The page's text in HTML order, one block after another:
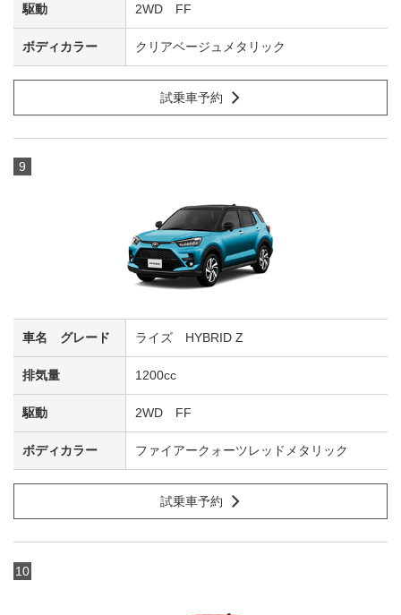
2WD FF
クリアベージュメタリック
試乗車予約
9
ライズ HYBRID Z
1200cc
2WD FF
ファイアークォーツレッドメタリック
試乗車予約
10